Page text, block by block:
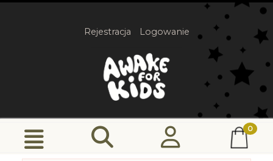
Rejestracja Logowanie